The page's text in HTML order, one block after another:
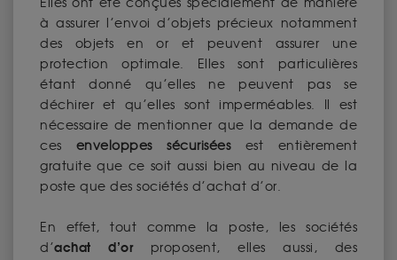
Elles ont été conçues spécialement de manière
à assurer l’envoi d’objets précieux notamment
des objets en or et peuvent assurer une
protection optimale. Elles sont particulières
étant donné qu’elles ne peuvent pas se
déchirer et qu’elles sont imperméables. Il est
nécessaire de mentionner que la demande de
ces enveloppes sécuriséesest entièrement
gratuite que ce soit aussi bien au niveau de la
poste que des sociétés d’achat d’or.
En effet, tout comme la poste, les sociétés
d’achat d’or
proposent, elles aussi, des